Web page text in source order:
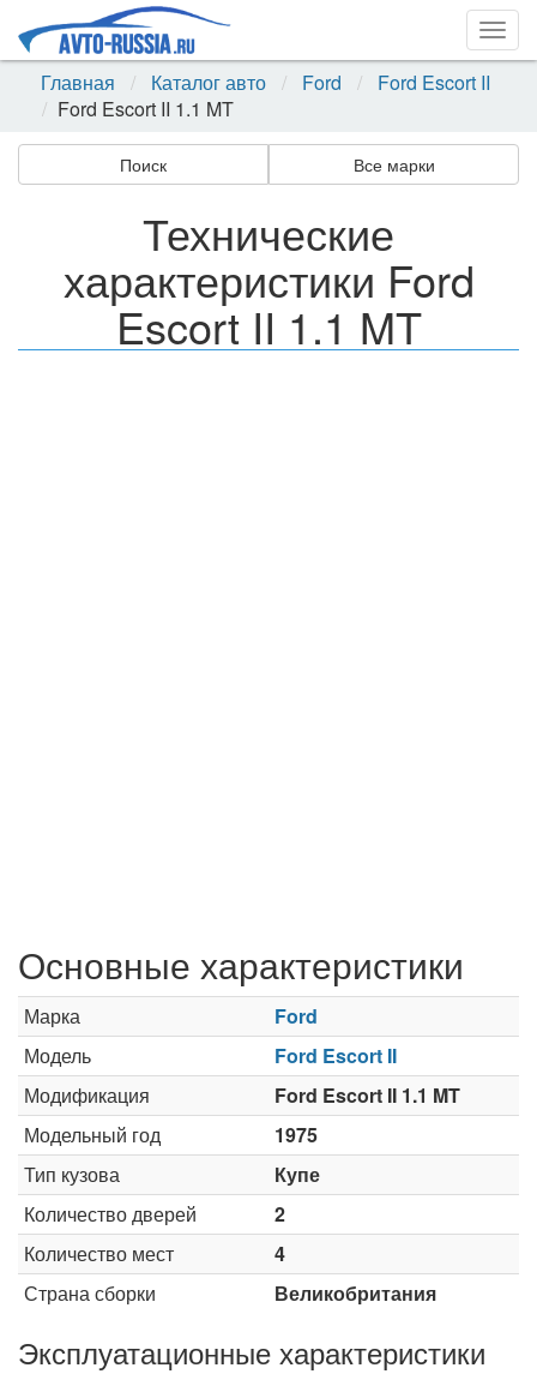
Главная
Каталог авто Ford
Ford Escort II
Ford Escort II 1.1 MT
Поиск Все марки
Технические
характеристики Ford
Escort II 1.1 MT
Основные характеристики
Марка
Ford
Модель
Ford Escort II
Модификация
Ford Escort II 1.1 MT
Модельный год
1975
Тип кузова
Купе
Количество дверей
2
Количество мест
4
Страна сборки
Великобритания
Эксплуатационные характеристики